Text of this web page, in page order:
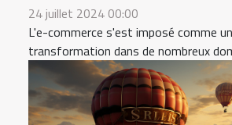
24 juillet 2024 00:00
L'e-commerce s'est imposé comme
transformation dans de nombreux